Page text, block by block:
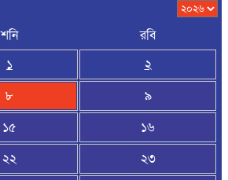
শনি
রবি
১
২
৮
৯
১৫
১৬
২২
২৩